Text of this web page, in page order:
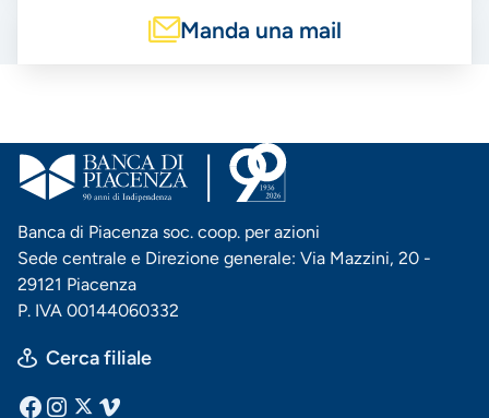
Manda una mail
Banca di Piacenza soc. coop. per azioni
Sede centrale e Direzione generale: Via Mazzini, 20 -
29121 Piacenza
P. IVA 00144060332
Cerca filiale